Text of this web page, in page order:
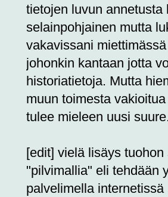
tietojen luvun
selainpohjainen mutta
vakavissani
johonkin kantaan jotta
historiatietoja. Mutta
muun toimesta
tulee mieleen uusi
[edit] vielä lisäys
"pilvimallia" eli tehdään
palvelimella